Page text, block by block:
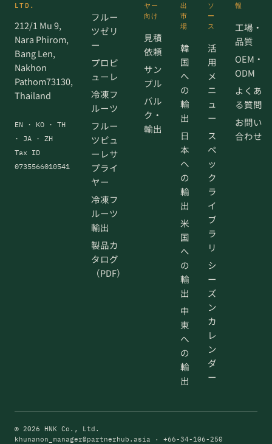
LTD.
212/1 Mu 9,
Nara Phirom,
Bang Len,
Nakhon
Pathom73130,
Thailand
EN · KO · TH
· JA · ZH
Tax ID
0735566010541
フルー
ツゼリ
ー
プロピ
ューレ
冷凍フ
ルーツ
フルー
ツピュ
ーレサ
プライ
ヤー
冷凍フ
ルーツ
輸出
製品カ
タログ
（PDF）
ヤー
向け
見積
依頼
サン
プル
バル
ク・
輸出
出
市
場
韓
国
へ
の
輸
出
日
本
へ
の
輸
出
米
国
へ
の
輸
出
中
東
へ
の
輸
出
ソ
ー
ス
活
用
メ
ニ
ュ
ー
ス
ペ
ッ
ク
ラ
イ
ブ
ラ
リ
シ
ー
ズ
ン
カ
レ
ン
ダ
ー
報
工場・
品質
OEM・
ODM
よくあ
る質問
お問い
合わせ
© 2026 HNK Co., Ltd.
khunanon_manager@partnerhub.asia · +66-34-106-250